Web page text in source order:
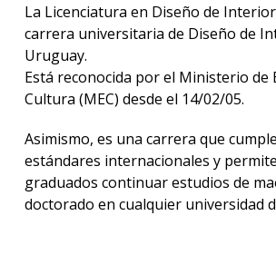
La Licenciatura en Diseño de
carrera universitaria de Diseño de
Uruguay.
Está reconocida por el Ministerio de
Cultura (MEC) desde el 14/02/05.
Asimismo, es una carrera que
estándares internacionales y
graduados continuar estudios de
doctorado en cualquier universidad